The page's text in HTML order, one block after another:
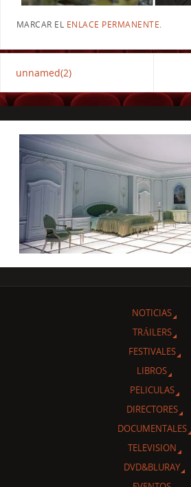
MARCAR EL ENLACE PERMANENTE.
unnamed(2)
NOTICIAS
TRÁILERS
FESTIVALES
LIBROS
PELICULAS
DIRECTORES
DOCUMENTALES
TELEVISION
DVD&BLURAY